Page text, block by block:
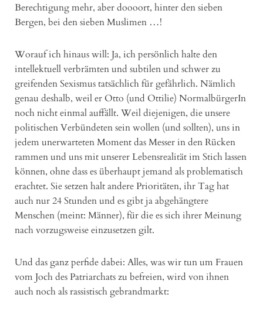
Berechtigung mehr, aber doooort, hinter den sieben
Bergen, bei den sieben Muslimen …!
Worauf ich hinaus will: Ja, ich persönlich halte den
intellektuell verbrämten und subtilen und schwer zu
greifenden Sexismus tatsächlich für gefährlich. Nämlich
genau deshalb, weil er Otto (und Ottilie) NormalbürgerIn
noch nicht einmal auffällt. Weil diejenigen, die unsere
politischen Verbündeten sein wollen (und sollten), uns in
jedem unerwarteten Moment das Messer in den Rücken
rammen und uns mit unserer Lebensrealität im Stich lassen
können, ohne dass es überhaupt jemand als problematisch
erachtet. Sie setzen halt andere Prioritäten, ihr Tag hat
auch nur 24 Stunden und es gibt ja abgehängtere
Menschen (meint: Männer), für die es sich ihrer Meinung
nach vorzugsweise einzusetzen gilt.
Und das ganz perfide dabei: Alles, was wir tun um Frauen
vom Joch des Patriarchats zu befreien, wird von ihnen
auch noch als rassistisch gebrandmarkt: